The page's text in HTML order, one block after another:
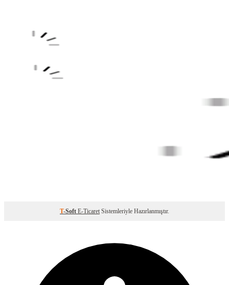
T-Soft E-Ticaret Sistemleriyle Hazırlanmıştır.